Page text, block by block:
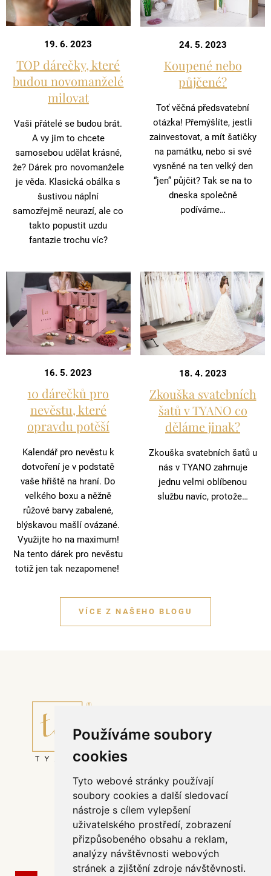
Používáme soubory
cookies
Tyto webové stránky používají
soubory cookies a další sledovací
nástroje s cílem vylepšení
uživatelského prostředí, zobrazení
přizpůsobeného obsahu a reklam,
analýzy návštěvnosti webových
stránek a zjištění zdroje návštěvnosti.
19. 6. 2023
TOP dárečky, které
budou novomanželé
milovat
Vaši přátelé se budou brát.
A vy jim to chcete
samosebou udělat krásné,
že? Dárek pro novomanžele
je věda. Klasická obálka s
šustivou náplní
samozřejmě neurazí, ale co
takto popustit uzdu
fantazie trochu víc?
24. 5. 2023
Koupené nebo
půjčené?
Toť věčná předsvatební
otázka! Přemýšlíte, jestli
zainvestovat, a mít šatičky
na památku, nebo si své
vysněné na ten velký den
“jen” půjčit? Tak se na to
dneska společně
podíváme…
16. 5. 2023
10 dárečků pro
nevěstu, které
opravdu potěší
Kalendář pro nevěstu k
dotvoření je v podstatě
vaše hřiště na hraní. Do
velkého boxu a něžně
růžové barvy zabalené,
blýskavou mašlí ovázané.
Využijte ho na maximum!
Na tento dárek pro nevěstu
totiž jen tak nezapomene!
18. 4. 2023
Zkouška svatebních
šatů v TYANO co
děláme jinak?
Zkouška svatebních šatů u
nás v TYANO zahrnuje
jednu velmi oblíbenou
službu navíc, protože…
VÍCE Z NAŠEHO BLOGU
Půjčovní řád svatebního salónu TYANO
Affiliate program
Odstoupit od smlouvy
Všeobecné obchodní podmínky
Zpracování dat